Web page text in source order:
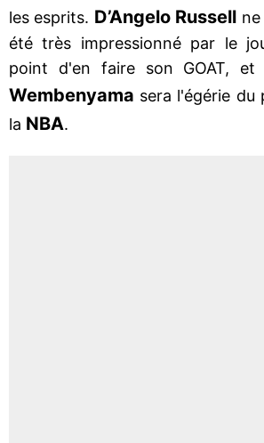
les esprits. D’Angelo Russell
été très impressionné par le
point d'en faire son GOAT, et
Wembenyama sera l'égérie du
la NBA.